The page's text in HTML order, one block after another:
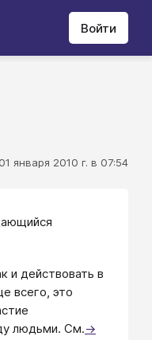
Войти
01 января 2010 г. в 07:54
и действовать в
всего, это
людьми. См.→